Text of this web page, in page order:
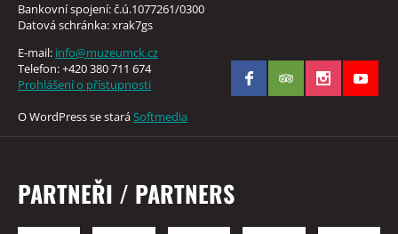
Bankovní spojení: č.ú.1077261/0300
Datová schránka: xrak7gs
E-mail: info@muzeumck.cz
Telefon: +420 380 711 674
Prohlášení o přístupnosti
O WordPress se staráSoftmedia
PARTNEŘI / PARTNERS